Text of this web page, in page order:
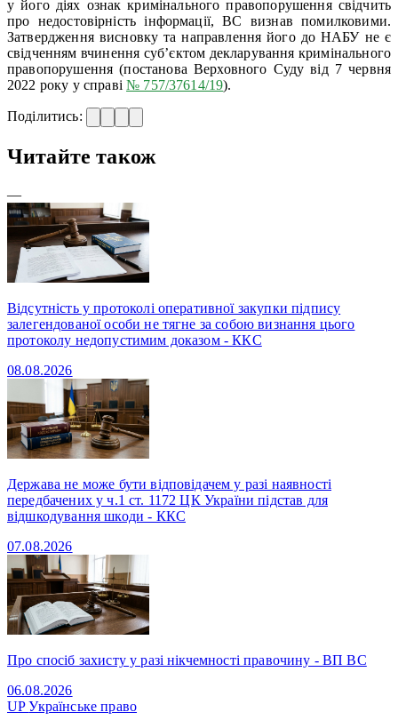
у його діях ознак кримінального правопорушення свідчить
про недостовірність інформації, ВС визнав помилковими.
Затвердження висновку та направлення його до НАБУ не є
свідченням вчинення суб’єктом декларування кримінального
правопорушення (постанова Верховного Суду від 7 червня
2022 року у справі№ 757/37614/19).
Поділитись:
Читайте також
—
Відсутність у протоколі оперативної закупки підпису
залегендованої особи не тягне за собою визнання цього
протоколу недопустимим доказом - ККС
08.08.2026
Держава не може бути відповідачем у разі наявності
передбачених у ч.1 ст. 1172 ЦК України підстав для
відшкодування шкоди - ККС
07.08.2026
Про спосіб захисту у разі нікчемності правочину - ВП ВС
06.08.2026
UPУкраїнське право